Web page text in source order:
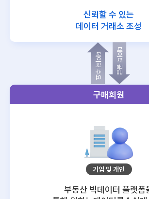
신뢰할 수 있는
데이터 거래소 조성
데이터 공급
데이터 수요
구매회원
기업 및 개인
부동산 빅데이터 플랫폼